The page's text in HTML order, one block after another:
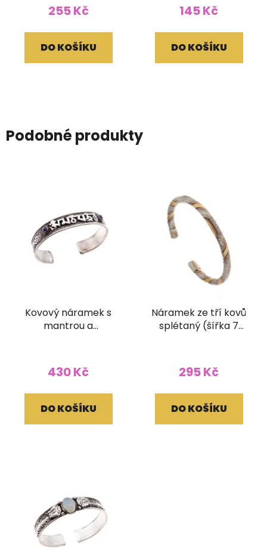
255 Kč
DO KOŠÍKU
145 Kč
DO KOŠÍKU
Podobné produkty
Kovový náramek s
mantrou a
430 Kč
DO KOŠÍKU
Náramek ze tří kovů
splétaný (šířka 7
295 Kč
DO KOŠÍKU